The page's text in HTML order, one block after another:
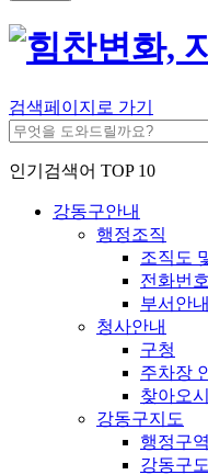
검색페이지로 가기
인기검색어 TOP 10
강동구안내
행정조직
조직도
전화번
부서안내
청사안내
구청
주차장
찾아오
강동구지도
행정구
강동구